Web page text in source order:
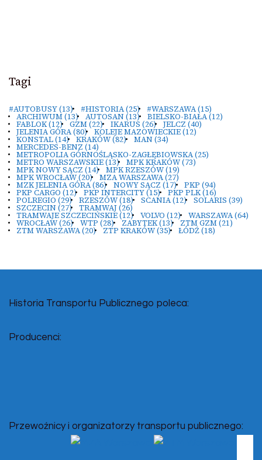
Tagi
#AUTOBUSY(13) #HISTORIA(25) #WARSZAWA(15)
ARCHIWUM(13) AUTOSAN(13) BIELSKO-BIAŁA(12)
FABLOK(12) GZM(22) IKARUS (26) JELCZ (40)
JELENIA GÓRA(80) KOLEJE MAZOWIECKIE(12)
KONSTAL(14) KRAKÓW(82) MAN(34)
MERCEDES-BENZ (14)
METROPOLIA GÓRNOŚLĄSKO-ZAGŁĘBIOWSKA(25)
METRO WARSZAWSKIE(13) MPK KRAKÓW(73)
MPK NOWY SĄCZ (14) MPK RZESZÓW(19)
MPK WROCŁAW(20) MZA WARSZAWA(27)
MZK JELENIA GÓRA(86) NOWY SĄCZ (17) PKP (94)
PKP CARGO (12) PKP INTERCITY(15) PKP PLK(16)
POLREGIO (29) RZESZÓW(18) SCANIA(12) SOLARIS (39)
SZCZECIN(27) TRAMWAJ(26)
TRAMWAJE SZCZECIŃSKIE(12) VOLVO (12) WARSZAWA(64)
WROCŁAW(26) WTP (28) ZABYTEK(13) ZTM GZM(21)
ZTM WARSZAWA(20) ZTP KRAKÓW(35) ŁÓDŹ(18)
Historia Transportu Publicznego poleca:
Producenci:
Przewoźnicy i organizatorzy transportu publicznego: